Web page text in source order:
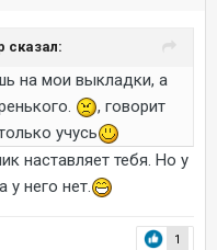
сказал:
на мои выкладки, а
, говорит
учусь
наставляет тебя. Но у
у него нет.
1